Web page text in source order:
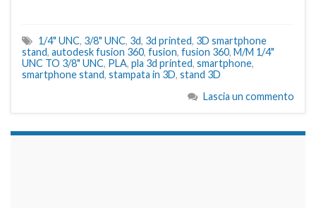
1/4" UNC, 3/8" UNC, 3d, 3d printed, 3D smartphone
stand, autodesk fusion 360, fusion, fusion 360, M/M 1/4"
UNC TO 3/8" UNC, PLA, pla 3d printed, smartphone,
smartphone stand, stampata in 3D, stand 3D
Lascia un commento